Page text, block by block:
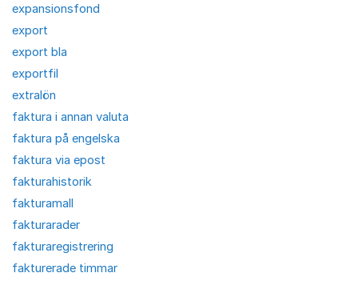
expansionsfond
export
export bla
exportfil
extralön
faktura i annan valuta
faktura på engelska
faktura via epost
fakturahistorik
fakturamall
fakturarader
fakturaregistrering
fakturerade timmar